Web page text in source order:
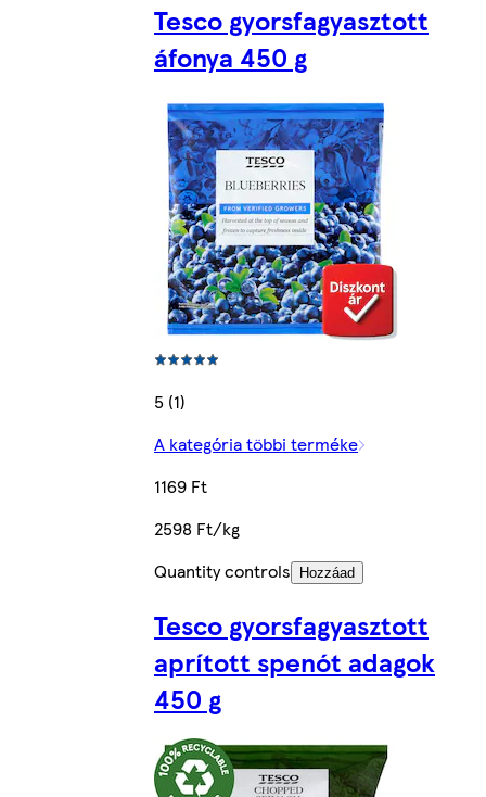
Tesco gyorsfagyasztott
áfonya 450 g
5 (1)
A kategória többi terméke
1169 Ft
2598 Ft/kg
Quantity controls
Hozzáad
Tesco gyorsfagyasztott
aprított spenót adagok
450 g